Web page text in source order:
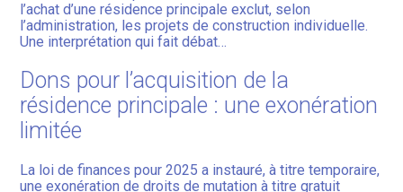
l’achat d’une résidence principale exclut, selon
l’administration, les projets de construction individuelle.
Une interprétation qui fait débat…
Dons pour l’acquisition de la
résidence principale : une exonération
limitée
La loi de finances pour 2025 a instauré, à titre temporaire,
une exonération de droits de mutation à titre gratuit